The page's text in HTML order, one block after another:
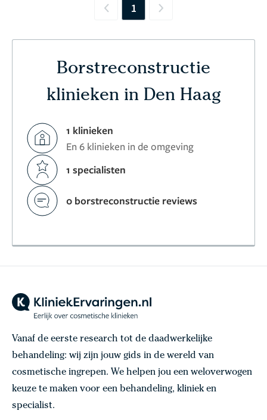
Previous
1 Next
Borstreconstructie
klinieken in Den Haag
1 klinieken
En 6 klinieken in de omgeving
1 specialisten
0 borstreconstructie reviews
Vanaf de eerste research tot de daadwerkelijke
behandeling: wij zijn jouw gids in de wereld van
cosmetische ingrepen. We helpen jou een weloverwogen
keuze te maken voor een behandeling, kliniek en
specialist.